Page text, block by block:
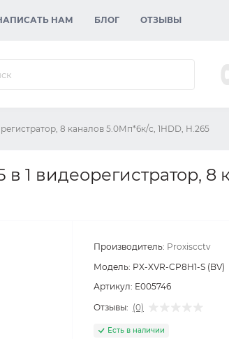
НАМ БЛОГ ОТЗЫВЫ
8 каналов 5.0Мп*6к/с, 1HDD, H.265
1 видеорегистратор, 8
Производитель: Proxiscctv
Модель: PX-XVR-CP8H1-S (BV)
Артикул: E005746
Отзывы: (0)
Есть в наличии